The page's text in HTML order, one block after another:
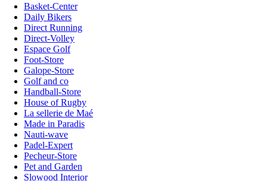
Basket-Center
Daily Bikers
Direct Running
Direct-Volley
Espace Golf
Foot-Store
Galope-Store
Golf and co
Handball-Store
House of Rugby
La sellerie de Maé
Made in Paradis
Nauti-wave
Padel-Expert
Pecheur-Store
Pet and Garden
Slowood Interior